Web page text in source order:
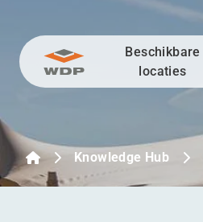
Ga naar inhoud
Beschikbare
locaties
Knowledge Hub